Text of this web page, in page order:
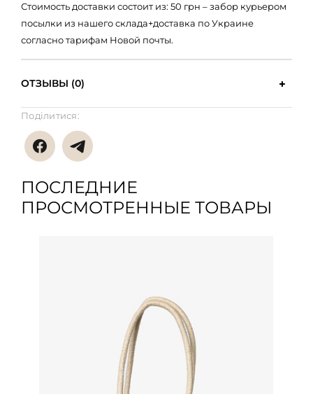
Стоимость доставки состоит из: 50 грн – забор курьером
посылки из нашего склада+доставка по Украине
согласно тарифам Новой почты.
ОТЗЫВЫ (0)
Поділитися:
ПОСЛЕДНИЕ
ПРОСМОТРЕННЫЕ ТОВАРЫ